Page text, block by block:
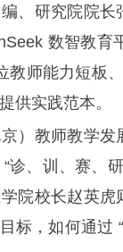
研究院院长
数智教
师能力短板
供实践范本。
教师教学发
、训、赛、
院校长赵英
标，如何通过